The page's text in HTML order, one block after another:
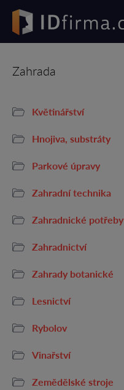
Zahrada
Květinářství
Hnojiva, substráty
Parkové úpravy
Zahradní technika
Zahradnické potřeby
Zahradnictví
Zahrady botanické
Lesnictví
Rybolov
Vinařství
Zemědělské stroje